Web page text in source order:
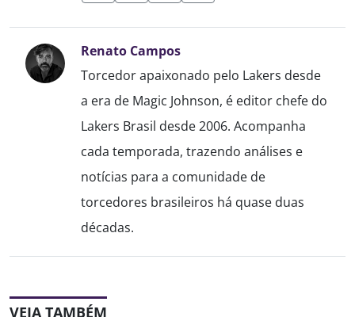
Renato Campos
Torcedor apaixonado pelo Lakers desde
a era de Magic Johnson, é editor chefe do
Lakers Brasil desde 2006. Acompanha
cada temporada, trazendo análises e
notícias para a comunidade de
torcedores brasileiros há quase duas
décadas.
VEJA TAMBÉM